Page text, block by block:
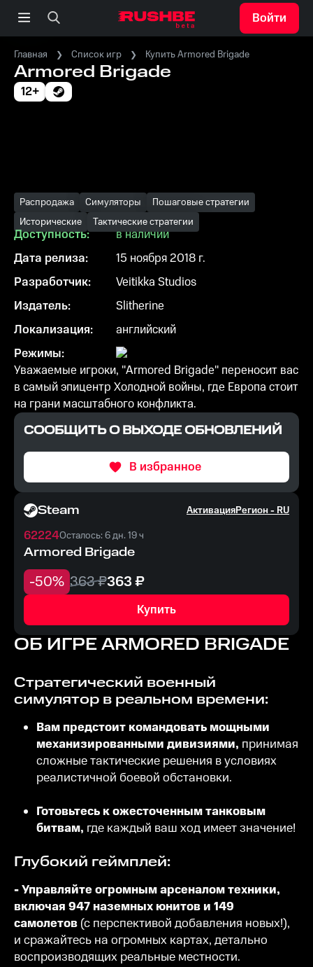
Войти
Главная Список игр Купить Armored Brigade
Armored Brigade
12+
Распродажа Симуляторы
Пошаговые стратегии
Исторические
Тактические стратегии
Доступность:
в наличии
Дата релиза:
15 ноября 2018 г.
Разработчик:
Veitikka Studios
Издатель:
Slitherine
Локализация:
английский
Режимы:
Уважаемые игроки, "Armored Brigade" переносит вас
в самый эпицентр Холодной войны, где Европа стоит
на грани масштабного конфликта.
СООБЩИТЬ О ВЫХОДЕ ОБНОВЛЕНИЙ
В избранное
Steam АктивацияРегион -RU
62224Осталось: 6 дн. 19 ч
Armored Brigade
-50% 363₽363₽
Купить
ОБ ИГРЕARMORED BRIGADE
Стратегический военный
симулятор в реальном времени:
Вам предстоит командовать мощными
механизированными дивизиями, принимая
сложные тактические решения в условиях
реалистичной боевой обстановки.
Готовьтесь к ожесточенным танковым
битвам, где каждый ваш ход имеет значение!
Глубокий геймплей:
- Управляйте огромным арсеналом техники,
включая 947 наземных юнитов и 149
самолетов (с перспективой добавления новых!),
и сражайтесь на огромных картах, детально
воспроизводящих реальные местности.